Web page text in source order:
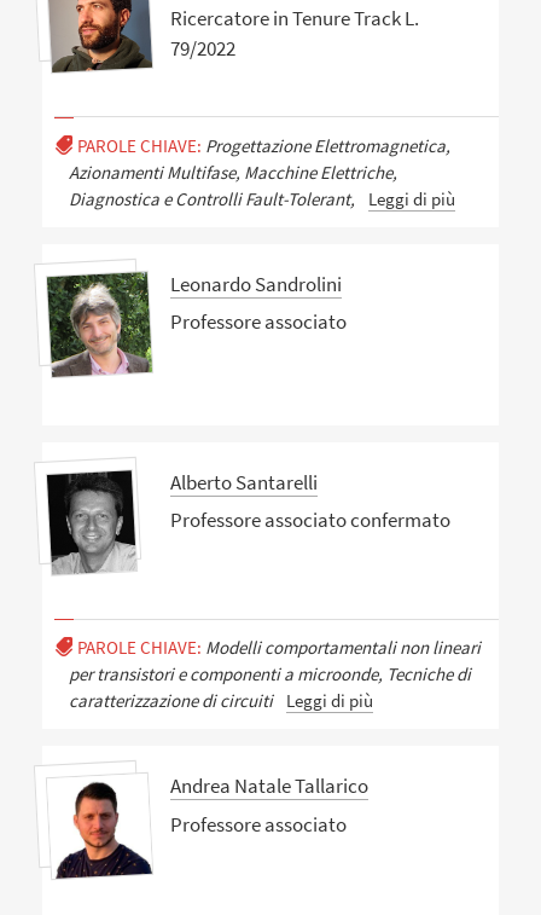
Ricercatore in Tenure Track L.
79/2022
PAROLE CHIAVE: Progettazione Elettromagnetica,
Azionamenti Multifase, Macchine Elettriche,
Diagnostica e Controlli Fault-Tolerant,
Leggi di più
Leonardo Sandrolini
Professore associato
Alberto Santarelli
Professore associato confermato
PAROLE CHIAVE: Modelli comportamentali non lineari
per transistori e componenti a microonde, Tecniche di
caratterizzazione di circuiti
Leggi di più
Andrea Natale Tallarico
Professore associato